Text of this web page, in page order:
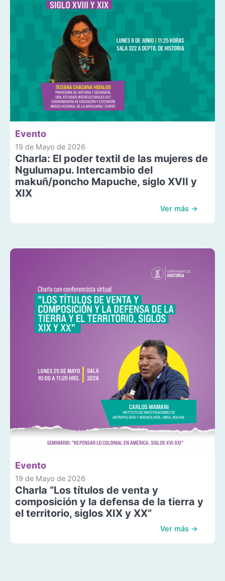
Evento
19 de Mayo de 2026
Charla: El poder textil de las mujeres de
Ngulumapu. Intercambio del
makuñ/poncho Mapuche, siglo XVII y
XIX
Ver más →
Evento
19 de Mayo de 2026
Charla “Los títulos de venta y
composición y la defensa de la tierra y
el territorio, siglos XIX y XX”
Ver más →